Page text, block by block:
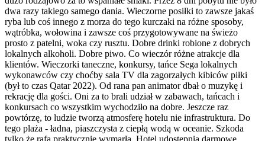
dwa razy takiego samego dania. Wieczorne posiłki to zawsze jakaś
ryba lub coś innego z morza do tego kurczaki na różne sposoby,
wątróbka, wołowina i zawsze coś przygotowywane na świeżo
prosto z patelni, woka czy rusztu. Dobre drinki robione z dobrych
lokalnych alkoholi. Dobre piwo. Co wieczór różne atrakcje dla
klientów. Wieczorki taneczne, konkursy, tańce Sega lokalnych
wykonawców czy choćby sala TV dla zagorzałych kibiców piłki
(był to czas Qatar 2022). Od rana pan animator dbał o muzykę i
rekrację dla gości. Oni za to brali udział w zabawach, tańcach i
konkursach co wszystkim wychodziło na dobre. Jeszcze raz
powtórzę, to ludzie tworzą atmosferę hotelu nie infrastruktura. Do
tego plaża - ładna, piaszczysta z ciepłą wodą w oceanie. Szkoda
tylko że rafa praktycznie wymarła. Hotel udostępnia darmowe